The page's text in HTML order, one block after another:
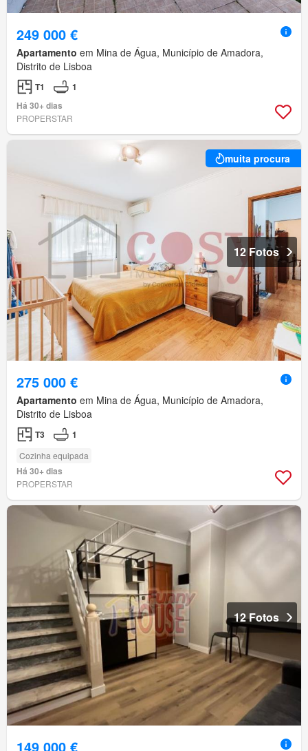
249 000 €
Apartamento em Mina de Água, Município de Amadora,
Distrito de Lisboa
T1
1
Há 30+ dias
PROPERSTAR
muita procura
12 Fotos
275 000 €
Apartamento em Mina de Água, Município de Amadora,
Distrito de Lisboa
T3 1
Cozinha equipada
Há 30+ dias
PROPERSTAR
12 Fotos
149 000 €